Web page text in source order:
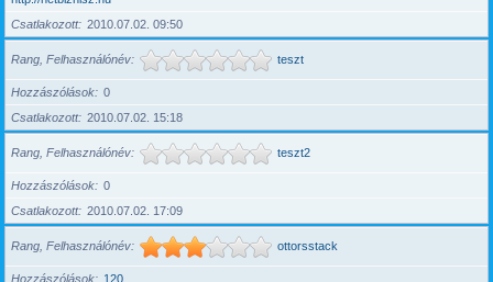
Csatlakozott
2010.07.02. 09:50
Rang, Felhasználónév teszt
Hozzászólások
0
Csatlakozott
2010.07.02. 15:18
Rang, Felhasználónév teszt2
Hozzászólások
0
Csatlakozott
2010.07.02. 17:09
Rang, Felhasználónév ottorsstack
Hozzászólások
120